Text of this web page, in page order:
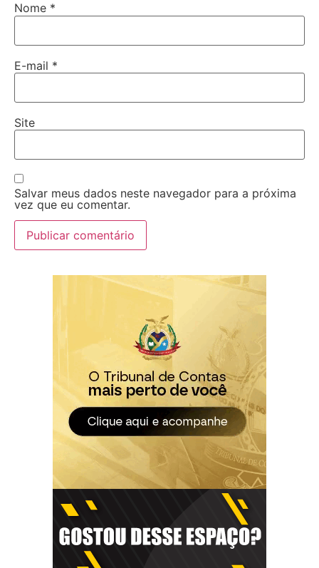
Nome *
E-mail *
Site
Salvar meus dados neste navegador para a próxima
vez que eu comentar.